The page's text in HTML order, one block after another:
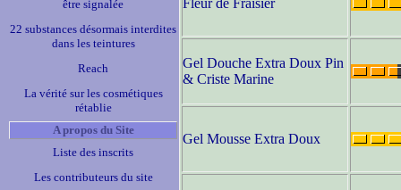
être signalée
22 substances désormais interdites
dans les teintures
Reach
La vérité sur les cosmétiques
rétablie
A propos du Site
Liste des inscrits
Les contributeurs du site
Fleur de Fraisier
Gel Douche Extra Doux Pin
& Criste Marine
Gel Mousse Extra Doux